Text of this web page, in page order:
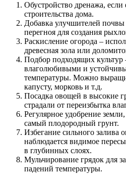
Обустройство дренажа, если
строительства дома.
Добавка улучшителей почвы
перегноя для создания
Раскисление огорода –
древесная зола или
Подбор подходящих
влаголюбивыми и
температуры. Можно
капусту, морковь и т.д.
Посадка овощей в высокие
страдали от переизбытка
Регулярное удобрение
самый плодородный грунт.
Избегание сильного залива
наблюдается видимое
в глубинных слоях.
Мульчирование грядок для
падений температуры.